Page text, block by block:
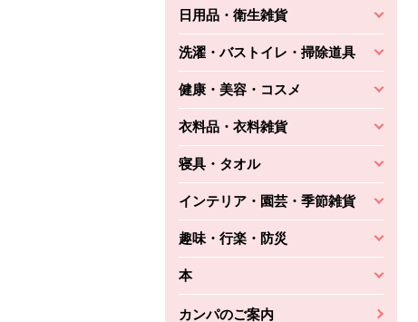
日用品・衛生雑貨
洗濯・バストイレ・掃除道具
健康・美容・コスメ
衣料品・衣料雑貨
寝具・タオル
インテリア・園芸・季節雑貨
趣味・行楽・防災
本
カンパのご案内